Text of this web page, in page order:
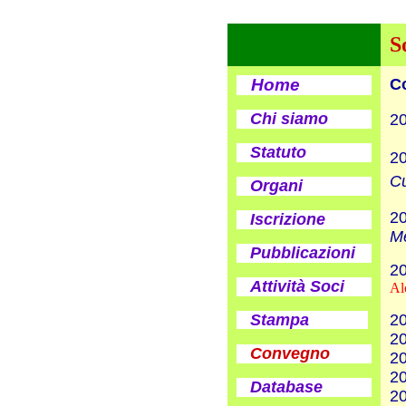
Home
Chi siamo
Statuto
Organi
Iscrizione
Pubblicazioni
Attività Soci
Stampa
Convegno
Database